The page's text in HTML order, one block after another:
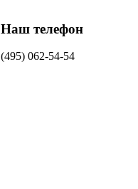
Наш телефон
(495) 062-54-54